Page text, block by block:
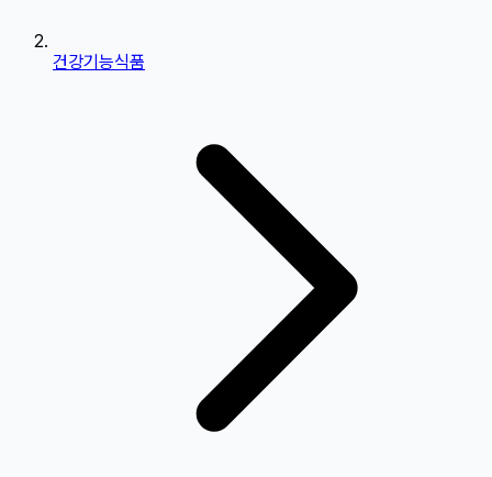
건강기능식품